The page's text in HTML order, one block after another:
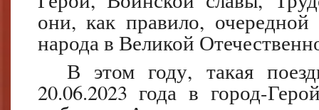
они, как правило,
народа в Великой
В этом году, такая
20.06.2023 года в город-